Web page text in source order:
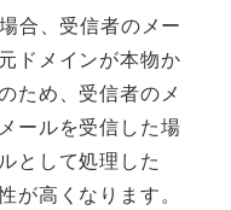
合、受信者のメー
ドメインが本物か
ため、受信者のメ
ールを受信した場
として処理した
が高くなります。